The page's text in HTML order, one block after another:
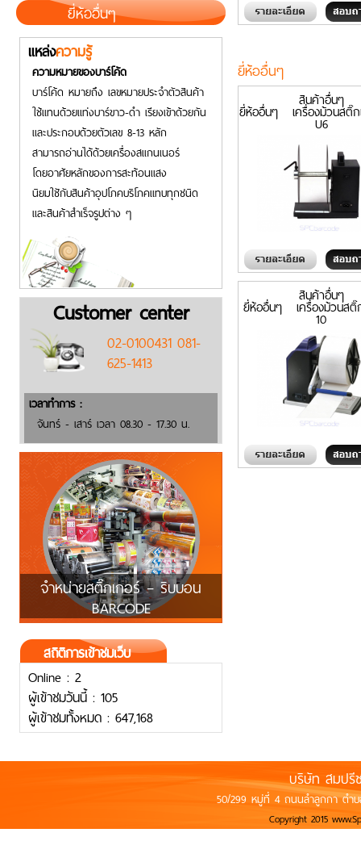
ยี่ห้ออื่นๆ
แหล่งความรู้
ความหมายของบาร์โค้ด
บาร์โค้ด หมายถึง เลขหมายประจำตัวสินค้า
ใช้แทนด้วยแท่งบาร์ขาว-ดำ เรียงเข้าด้วยกัน
และประกอบด้วยตัวเลข 8-13 หลัก
สามารถอ่านได้ด้วยเครื่องสแกนเนอร์
โดยอาศัยหลักของการสะท้อนแสง
นิยมใชักับสินค้าอุปโภคบริโภคแทบทุกชนิด
และสินค้าสำเร็จรูปต่าง ๆ
Customer center
02-0100431 081-
625-1413
เวลาทำการ :
จันทร์ - เสาร์ เวลา 08.30 - 17.30 น.
จำหน่ายสติ๊กเกอร์ – ริบบอน
BARCODE
สถิติการเข้าชมเว็บ
Online : 2
ผู้เข้าชมวันนี้ : 105
ผู้เข้าชมทั้งหมด : 647,168
ยี่ห้ออื่นๆ
สินค้าอื่นๆ
ยี่ห้ออื่นๆ เครื่องม้วนสติ๊ก
U6
สินค้าอื่นๆ
ยี่ห้ออื่นๆ เครื่องม้วนสติ๊
10
บริษัท สมปรี
50/299 หมู่ที่ 4 ถนนลำลูกกา ตำบ
Copyright 2015